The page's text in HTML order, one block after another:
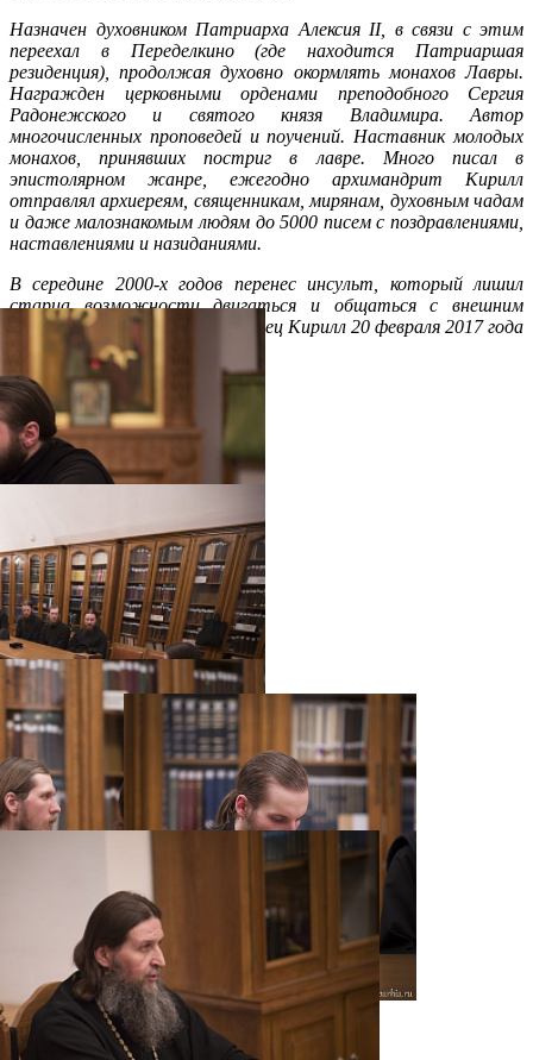
Назначен духовником Патриарха Алексия II, в связи с этим
переехал в Переделкино (где находится Патриаршая
резиденция), продолжая духовно окормлять монахов Лавры.
Награжден церковными орденами преподобного Сергия
Радонежского и святого князя Владимира. Автор
многочисленных проповедей и поучений. Наставник молодых
монахов, принявших постриг в лавре. Много писал в
эпистолярном жанре, ежегодно архимандрит Кирилл
отправлял архиереям, священникам, мирянам, духовным чадам
и даже малознакомым людям до 5000 писем с поздравлениями,
наставлениями и назиданиями.
В середине 2000-х годов перенес инсульт, который лишил
старца возможности двигаться и общаться с внешним
миром. Отошел в Вечность отец Кирилл 20 февраля 2017 года
на 98-м году жизни.
Распечатать
Фото